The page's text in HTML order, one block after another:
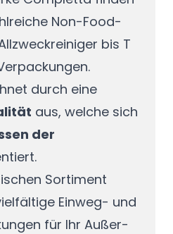
Non-Food-
bis T
durch eine
aus, welche sich
der
Sortiment
Einweg- und
für Ihr Außer-